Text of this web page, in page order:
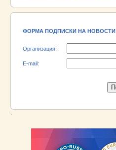
ФОРМА ПОДПИСКИ НА НОВОСТИ
Организация:
E-mail: